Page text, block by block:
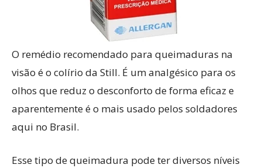
O remédio recomendado para queimaduras na
visão é o colírio da Still. É um analgésico para os
olhos que reduz o desconforto de forma eficaz e
aparentemente é o mais usado pelos soldadores
aqui no Brasil.
Esse tipo de queimadura pode ter diversos níveis